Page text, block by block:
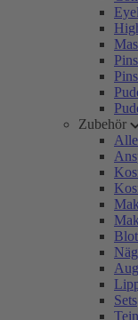
Zubehör
Sets